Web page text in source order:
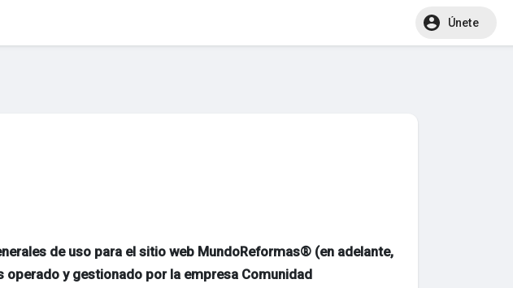
Únete
de uso para el sitio web MundoReformas® (en adelante,
y gestionado por la empresa Comunidad